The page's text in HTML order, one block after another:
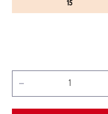
15